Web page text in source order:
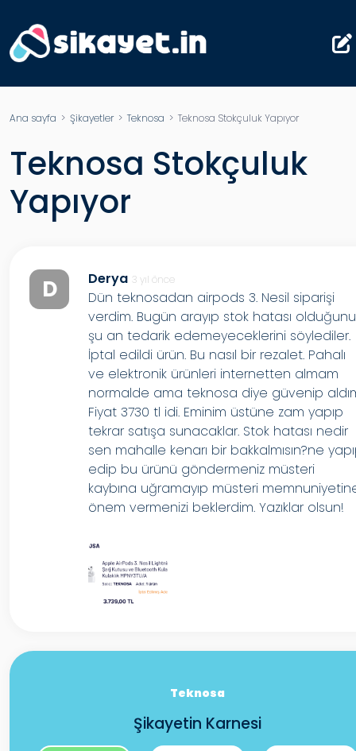
Ana sayfa > Şikayetler> Teknosa > Teknosa Stokçuluk Yapıyor
Teknosa Stokçuluk
Yapıyor
D Derya 3 yıl önce
Dün teknosadan airpods 3. Nesil siparişi
verdim. Bugün arayıp stok hatası olduğunu
şu an tedarik edemeyeceklerini söylediler.
İptal edildi ürün. Bu nasıl bir rezalet. Pahalı
ve elektronik ürünleri internetten almam
normalde ama teknosa diye güvenip
Fiyat 3730 tl idi. Eminim üstüne zam yapıp
tekrar satışa sunacaklar. Stok hatası nedir
sen mahalle kenarı bir bakkalmısın?ne
edip bu ürünü göndermeniz müsteri
kaybına uğramayıp müsteri
önem vermenizi beklerdim. Yazıklar olsun!
Teknosa
Şikayetin Karnesi